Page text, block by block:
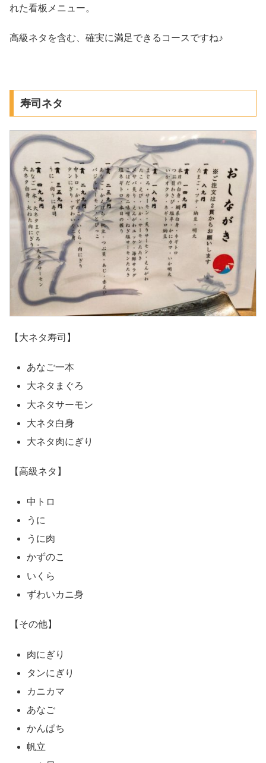
れた看板メニュー。
高級ネタを含む、確実に満足できるコースですね♪
寿司ネタ
【大ネタ寿司】
あなご一本
大ネタまぐろ
大ネタサーモン
大ネタ白身
大ネタ肉にぎり
【高級ネタ】
中トロ
うに
うに肉
かずのこ
いくら
ずわいカニ身
【その他】
肉にぎり
タンにぎり
カニカマ
あなご
かんぱち
帆立